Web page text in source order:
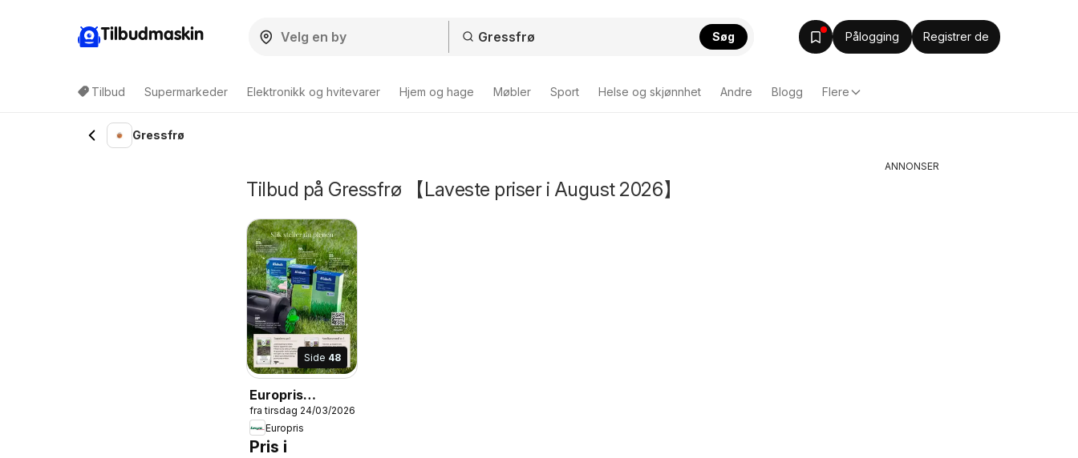
Tilbudmaskin Søg Pålogging Registrer de
Tilbud Supermarkeder Elektronikk og hvitevarer Hjem og hage Møbler Sport Helse og skjønnhet Andre Blogg Flere
Gressfrø
Tilbud på Gressfrø 【Laveste priser i August 2026】
Side 48
Europris
Sommerkatalogen
2026
fra tirsdag 24/03/2026
Europris
Pris i
ANNONSER